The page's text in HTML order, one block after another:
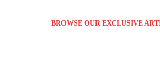
BROWSE OUR EXCLUSIVE